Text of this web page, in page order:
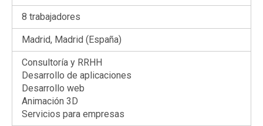
8 trabajadores
Madrid, Madrid (España)
Consultoría y RRHH
Desarrollo de aplicaciones
Desarrollo web
Animación 3D
Servicios para empresas